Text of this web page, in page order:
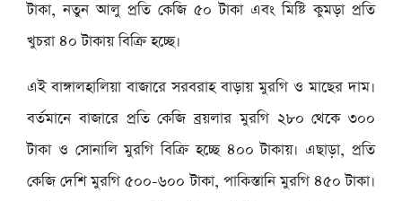
টাকা, নতুন আলু প্রতি কেজি ৫০ টাকা এবং মিষ্টি কুমড়া প্রতি
খুচরা ৪০ টাকায় বিক্রি হচ্ছে।
এই বাঙ্গালহালিয়া বাজারে সরবরাহ বাড়ায় মুরগি ও মাছের দাম।
বর্তমানে বাজারে প্রতি কেজি ব্রয়লার মুরগি ২৮০ থেকে ৩০০
টাকা ও সোনালি মুরগি বিক্রি হচ্ছে ৪০০ টাকায়। এছাড়া, প্রতি
কেজি দেশি মুরগি ৫০০-৬০০ টাকা, পাকিস্তানি মুরগি ৪৫০ টাকা।